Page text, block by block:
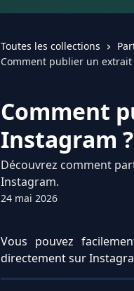
Toutes les collections
Comment publier un
Comment
Instagram ?
Découvrez comment
Instagram.
24 mai 2026
Vous pouvez
directement sur